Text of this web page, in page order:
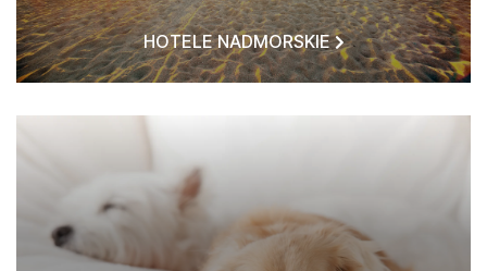
HOTELE NADMORSKIE